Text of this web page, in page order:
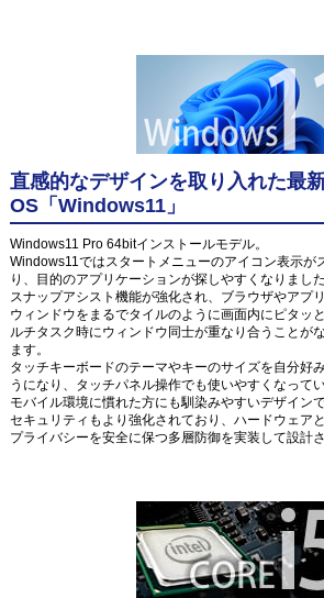
直感的なデザインを取り入れた最
OS「Windows11」
Windows11 Pro 64bitインストールモデル。
Windows11ではスタートメニューのアイコン表示が
り、目的のアプリケーションが探しやすくなりました
スナップアシスト機能が強化され、ブラウザやアプ
ウィンドウをまるでタイルのように画面内にピタッ
ルチタスク時にウィンドウ同士が重なり合うことが
ます。
タッチキーボードのテーマやキーのサイズを自分好
うになり、タッチパネル操作でも使いやすくなってい
モバイル環境に慣れた方にも馴染みやすいデザインで
セキュリティもより強化されており、ハードウェア
プライバシーを安全に保つ多層防御を実装して設計